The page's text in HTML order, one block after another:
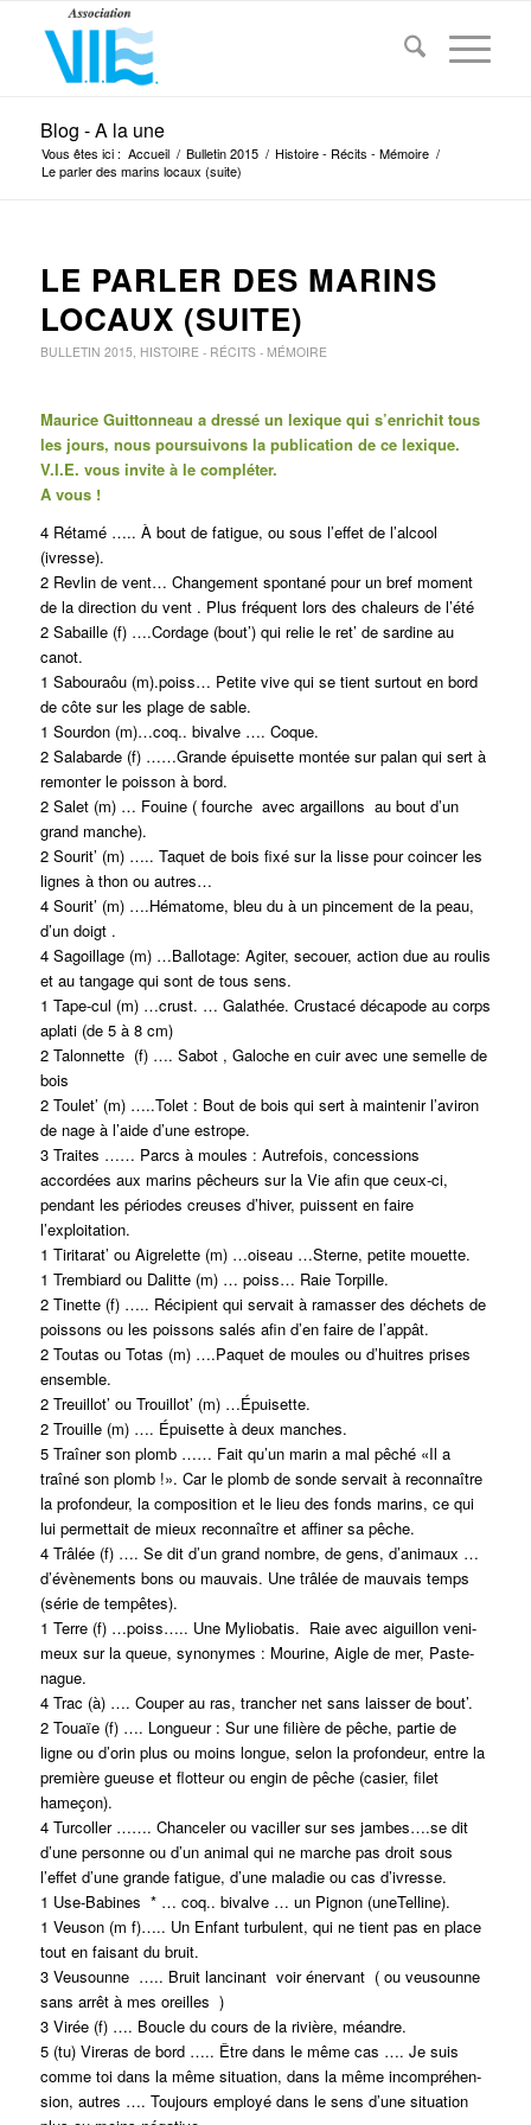
Blog - A la une
Vous êtes ici : Accueil / Bulletin 2015 / Histoire - Récits - Mémoire /
Le parler des marins locaux (suite)
LE PARLER DES MARINS
LOCAUX (SUITE)
BULLETIN 2015, HISTOIRE - RÉCITS - MÉMOIRE
Maurice Guittonneau a dressé un lexique qui s’enrichit tous
les jours, nous poursuivons la publication de ce lexique.
V.I.E. vous invite à le compléter.
A vous !
4 Rétamé ….. À bout de fatigue, ou sous l’effet de l’alcool
(ivresse).
2 Revlin de vent… Changement spontané pour un bref moment
de la direction du vent . Plus fréquent lors des chaleurs de l’été
2 Sabaille (f) ….Cordage (bout’) qui relie le ret’ de sardine au
canot.
1 Sabouraôu (m).poiss… Petite vive qui se tient surtout en bord
de côte sur les plage de sable.
1 Sourdon (m)…coq.. bivalve …. Coque.
2 Salabarde (f) ……Grande épuisette montée sur palan qui sert à
remonter le poisson à bord.
2 Salet (m) … Fouine ( fourche avec argaillons au bout d’un
grand manche).
2 Sourit’ (m) ….. Taquet de bois fixé sur la lisse pour coincer les
lignes à thon ou autres…
4 Sourit’ (m) ….Hématome, bleu du à un pincement de la peau,
d’un doigt .
4 Sagoillage (m) …Ballotage: Agiter, secouer, action due au roulis
et au tangage qui sont de tous sens.
1 Tape-cul (m) …crust. … Galathée. Crustacé décapode au corps
aplati (de 5 à 8 cm)
2 Talonnette (f) …. Sabot , Galoche en cuir avec une semelle de
bois
2 Toulet’ (m) …..Tolet : Bout de bois qui sert à maintenir l’aviron
de nage à l’aide d’une estrope.
3 Traites …… Parcs à moules : Autrefois, concessions
accordées aux marins pêcheurs sur la Vie afin que ceux-ci,
pendant les périodes creuses d’hiver, puissent en faire
l’exploitation.
1 Tiritarat’ ou Aigrelette (m) …oiseau …Sterne, petite mouette.
1 Trembiard ou Dalitte (m) … poiss… Raie Torpille.
2 Tinette (f) ….. Récipient qui servait à ramasser des déchets de
poissons ou les poissons salés afin d’en faire de l’appât.
2 Toutas ou Totas (m) ….Paquet de moules ou d’huitres prises
ensemble.
2 Treuillot’ ou Trouillot’ (m) …Épuisette.
2 Trouille (m) …. Épuisette à deux manches.
5 Traîner son plomb …… Fait qu’un marin a mal pêché «Il a
traîné son plomb !». Car le plomb de sonde servait à reconnaître
la profondeur, la composition et le lieu des fonds marins, ce qui
lui permettait de mieux reconnaître et affiner sa pêche.
4 Trâlée (f) …. Se dit d’un grand nombre, de gens, d’animaux …
d’évènements bons ou mauvais. Une trâlée de mauvais temps
(série de tempêtes).
1 Terre (f) …poiss….. Une Myliobatis. Raie avec aiguillon veni-
meux sur la queue, synonymes : Mourine, Aigle de mer, Paste-
nague.
4 Trac (à) …. Couper au ras, trancher net sans laisser de bout’.
2 Touaïe (f) …. Longueur : Sur une filière de pêche, partie de
ligne ou d’orin plus ou moins longue, selon la profondeur, entre la
première gueuse et flotteur ou engin de pêche (casier, filet
hameçon).
4 Turcoller ……. Chanceler ou vaciller sur ses jambes….se dit
d’une personne ou d’un animal qui ne marche pas droit sous
l’effet d’une grande fatigue, d’une maladie ou cas d’ivresse.
1 Use-Babines * … coq.. bivalve … un Pignon (uneTelline).
1 Veuson (m f)….. Un Enfant turbulent, qui ne tient pas en place
tout en faisant du bruit.
3 Veusounne ….. Bruit lancinant voir énervant ( ou veusounne
sans arrêt à mes oreilles )
3 Virée (f) …. Boucle du cours de la rivière, méandre.
5 (tu) Vireras de bord ….. Être dans le même cas …. Je suis
comme toi dans la même situation, dans la même incompréhen-
sion, autres …. Toujours employé dans le sens d’une situation